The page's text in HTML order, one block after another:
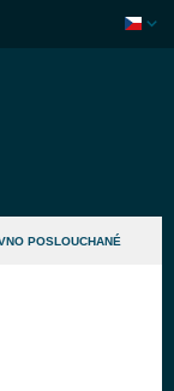
POSLOUCHANÉ